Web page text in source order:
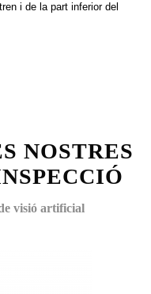
i de la part inferior del
NOSTRES
visió artificial